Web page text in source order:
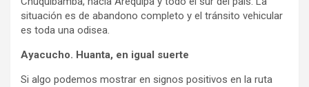
situación es de abandono completo y el tránsito vehicular
es toda una odisea.
Ayacucho. Huanta, en igual suerte
Si algo podemos mostrar en signos positivos en la ruta